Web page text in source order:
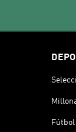
Fútbol